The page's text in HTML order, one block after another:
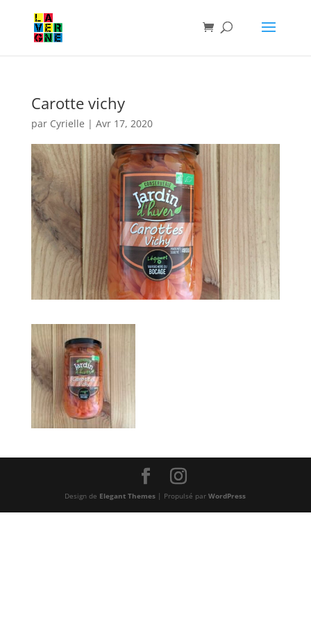
Carotte vichy
par Cyrielle | Avr 17, 2020
Design de Elegant Themes | Propulsé parWordPress